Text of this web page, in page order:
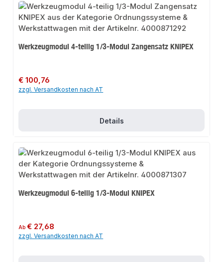
Werkzeugmodul 4-teilig 1/3-Modul Zangensatz KNIPEX
Regulärer Preis:
€ 100,76
zzgl. Versandkosten nach AT
Details
Werkzeugmodul 6-teilig 1/3-Modul KNIPEX
Regulärer Preis:
Ab€ 27,68
zzgl. Versandkosten nach AT